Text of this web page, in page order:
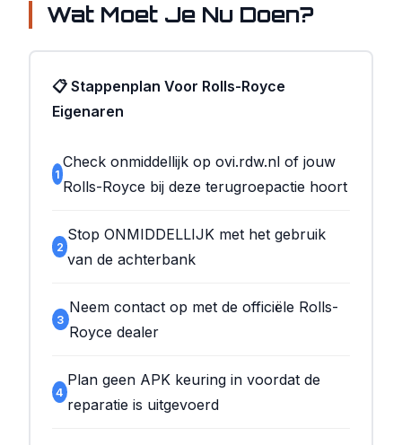
Wat Moet Je Nu Doen?
📋 Stappenplan Voor Rolls-Royce
Eigenaren
1
Check onmiddellijk op ovi.rdw.nl of jouw
Rolls-Royce bij deze terugroepactie hoort
2
Stop ONMIDDELLIJK met het gebruik
van de achterbank
3
Neem contact op met de officiële Rolls-
Royce dealer
4
Plan geen APK keuring in voordat de
reparatie is uitgevoerd